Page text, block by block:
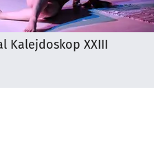
Kalejdoskop XXIII